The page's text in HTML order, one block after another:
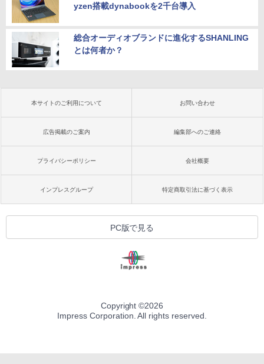
yzen搭載dynabookを2千台導入
総合オーディオブランドに進化するSHANLING
とは何者か？
本サイトのご利用について お問い合わせ
広告掲載のご案内 編集部へのご連絡
プライバシーポリシー 会社概要
インプレスグループ 特定商取引法に基づく表示
PC版で見る
Copyright ©2026
Impress Corporation. All rights reserved.